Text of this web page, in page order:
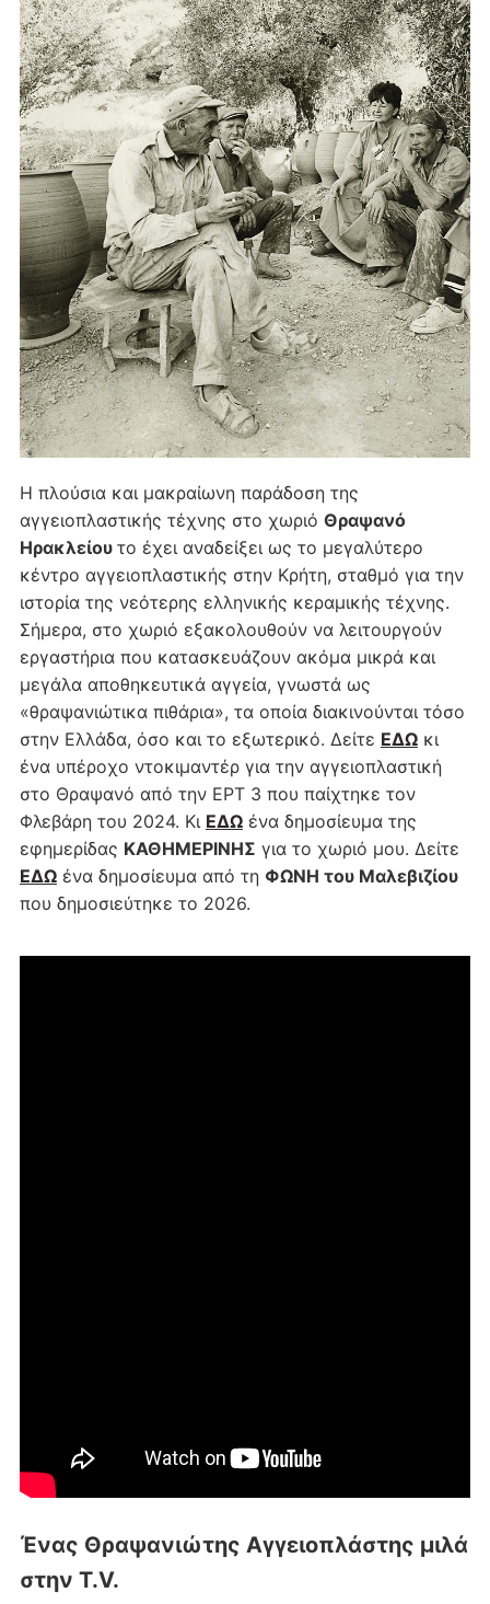
Η πλούσια και μακραίωνη παράδοση της
αγγειοπλαστικής τέχνης στο χωριό Θραψανό
Ηρακλείου το έχει αναδείξει ως το μεγαλύτερο
κέντρο αγγειοπλαστικής στην Κρήτη, σταθμό για την
ιστορία της νεότερης ελληνικής κεραμικής τέχνης.
Σήμερα, στο χωριό εξακολουθούν να λειτουργούν
εργαστήρια που κατασκευάζουν ακόμα μικρά και
μεγάλα αποθηκευτικά αγγεία, γνωστά ως
«θραψανιώτικα πιθάρια», τα οποία διακινούνται τόσο
στην Ελλάδα, όσο και το εξωτερικό. Δείτε ΕΔΩκι
ένα υπέροχο ντοκιμαντέρ για την αγγειοπλαστική
στο Θραψανό από την ΕΡΤ 3 που παίχτηκε τον
Φλεβάρη του 2024. Κι ΕΔΩένα δημοσίευμα της
εφημερίδας ΚΑΘΗΜΕΡΙΝΗΣ για το χωριό μου. Δείτε
ΕΔΩένα δημοσίευμα από τη ΦΩΝΗ του Μαλεβιζίου
που δημοσιεύτηκε το 2026.
Ένας Θραψανιώτης Αγγειοπλάστης μιλά
στην T.V.